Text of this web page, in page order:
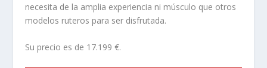
necesita de la amplia experiencia ni músculo que otros
modelos ruteros para ser disfrutada.
Su precio es de 17.199 €.